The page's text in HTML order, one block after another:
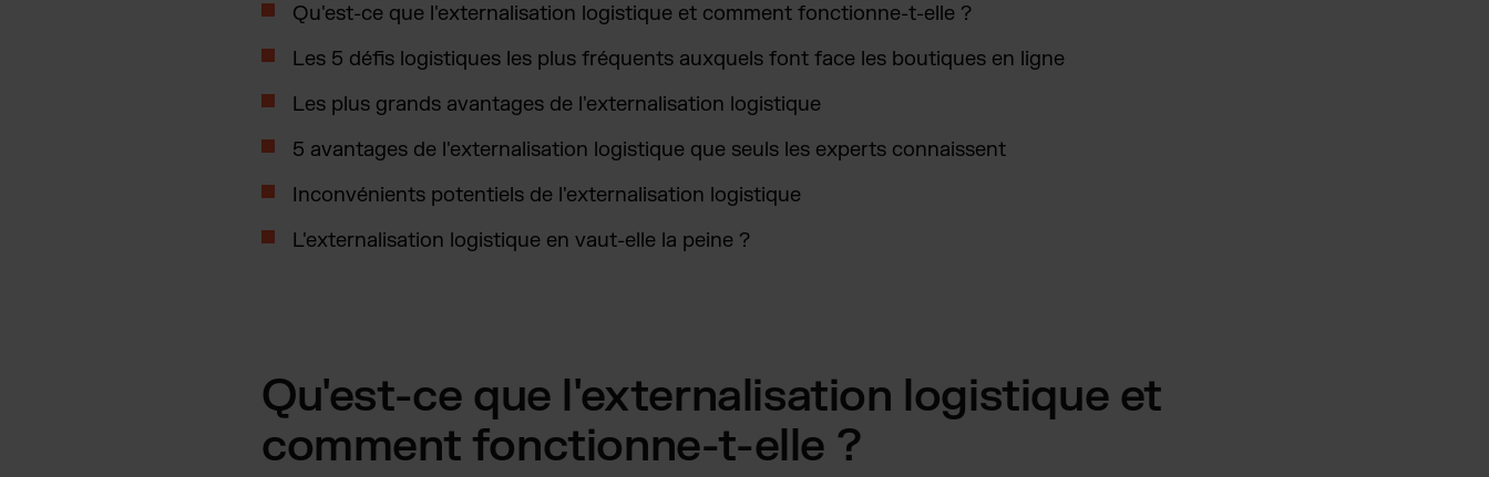
Qu'est-ce que l'externalisation logistique et comment fonctionne-t-elle ?
Les 5 défis logistiques les plus fréquents auxquels font face les boutiques en ligne
Les plus grands avantages de l'externalisation logistique
5 avantages de l'externalisation logistique que seuls les experts connaissent
Inconvénients potentiels de l'externalisation logistique
L'externalisation logistique en vaut-elle la peine ?
Qu'est-ce que l'externalisation logistique et
comment fonctionne-t-elle ?